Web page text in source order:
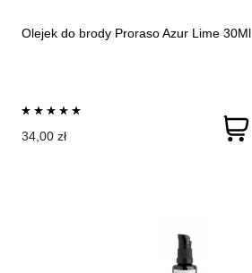
Olejek do brody Proraso Azur Lime 30Ml
34,00 zł